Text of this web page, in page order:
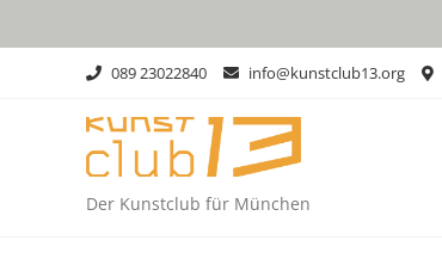
089 23022840 info@kunstclub13.org
Der Kunstclub für München